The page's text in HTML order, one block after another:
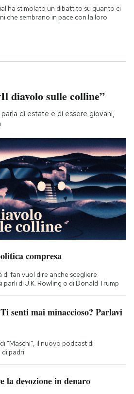
ha stimolato un dibattito su quanto ci
che sembrano in pace con la loro
diavolo sulle colline”
di estate e di essere giovani,
compresa
di fan vuol dire anche scegliere
parli di J.K. Rowling o di Donald Trump
senti mai minaccioso? Parlavi
"Maschi", il nuovo podcast di
di padri
la devozione in denaro